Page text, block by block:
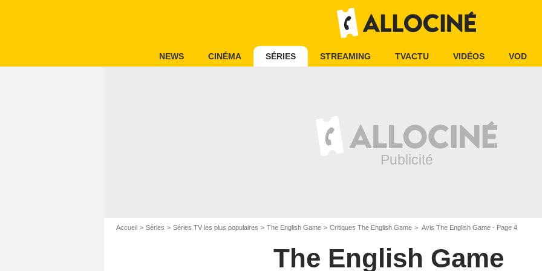
NEWS CINÉMA SÉRIES STREAMING TVACTU VIDÉOS VOD
Accueil Séries Séries TV les plus populaires The English Game Critiques The English Game Avis The English Game - Page 4
The English Game